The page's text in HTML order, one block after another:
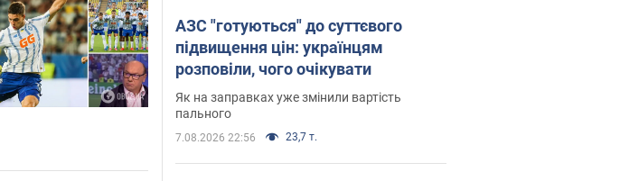
АЗС "готуються" до суттєвого
підвищення цін: українцям
розповіли, чого очікувати
Як на заправках уже змінили вартість
пального
7.08.2026 22:56 23,7 т.